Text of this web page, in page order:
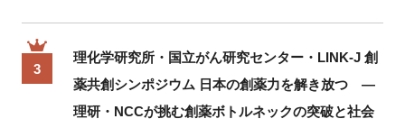
3
理化学研究所・国立がん研究センター・LINK-J 創
薬共創シンポジウム 日本の創薬力を解き放つ ―
理研・NCCが挑む創薬ボトルネックの突破と社会